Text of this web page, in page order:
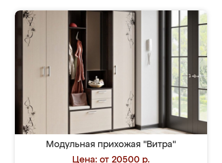
Модульная прихожая "Витра"
Цена: от 20500 р.